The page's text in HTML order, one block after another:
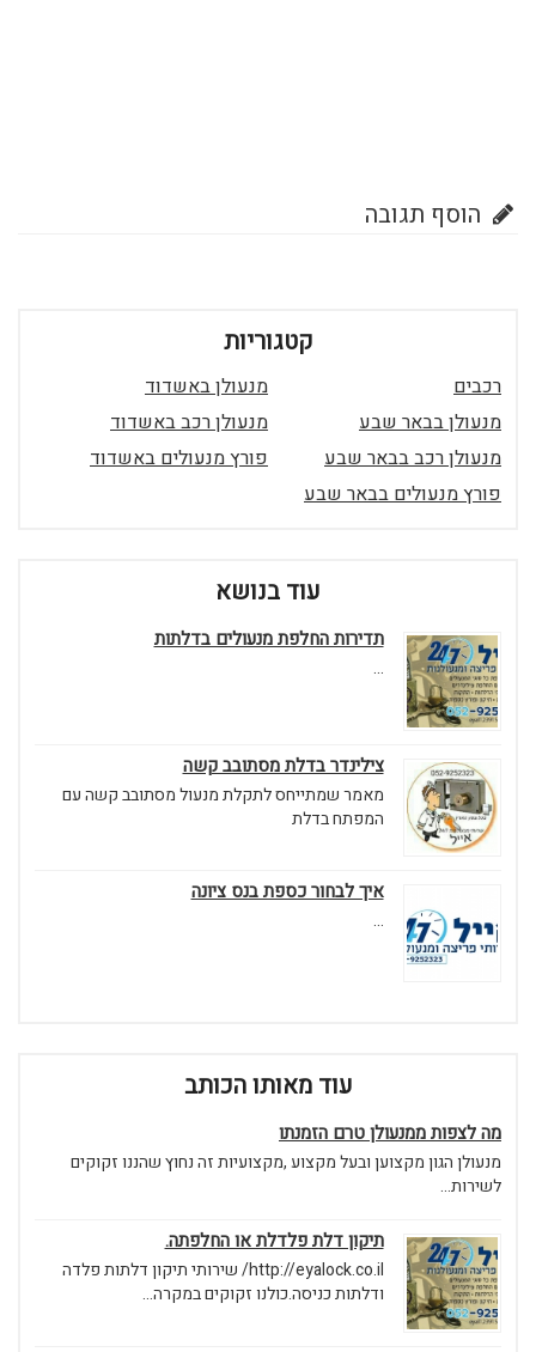
הוסף תגובה
קטגוריות
רכבים
מנעולן באשדוד
מנעולן בבאר שבע
מנעולן רכב באשדוד
מנעולן רכב בבאר שבע
פורץ מנעולים באשדוד
פורץ מנעולים בבאר שבע
עוד בנושא
תדירות החלפת מנעולים בדלתות
...
צילינדר בדלת מסתובב קשה
מאמר שמתייחס לתקלת מנעול מסתובב קשה עם
המפתח בדלת
איך לבחור כספת בנס ציונה
...
עוד מאותו הכותב
מה לצפות ממנעולן טרם הזמנתו
מנעולן הגון מקצוען ובעל מקצוע ,מקצועיות זה נחוץ שהננו זקוקים
לשירות...
תיקון דלת פלדלת או החלפתה.
http://eyalock.co.il/ שירותי תיקון דלתות פלדה
ודלתות כניסה.כולנו זקוקים במקרה...